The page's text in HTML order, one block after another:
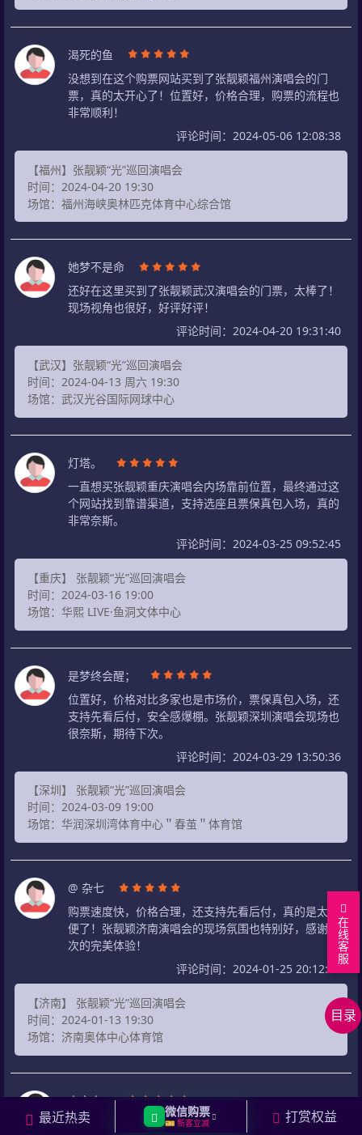
目录
到
部
最
行
关
唱
相
问
关
用
渴死的鱼
没想到在这个购票网站买到了张靓颖福州演唱会的门
票，真的太开心了！位置好，价格合理，购票的流程也
非常顺利！
评论时间：2024-05-06 12:08:38
【福州】张靓颖“光”巡回演唱会
时间：2024-04-20 19:30
场馆：福州海峡奥林匹克体育中心综合馆
她梦不是命
还好在这里买到了张靓颖武汉演唱会的门票，太棒了！
现场视角也很好，好评好评！
评论时间：2024-04-20 19:31:40
【武汉】张靓颖“光”巡回演唱会
时间：2024-04-13 周六 19:30
场馆：武汉光谷国际网球中心
灯塔。
一直想买张靓颖重庆演唱会内场靠前位置，最终通过这
个网站找到靠谱渠道，支持选座且票保真包入场，真的
非常奈斯。
评论时间：2024-03-25 09:52:45
【重庆】 张靓颖“光”巡回演唱会
时间：2024-03-16 19:00
场馆：华熙 LIVE·鱼洞文体中心
是梦终会醒；
位置好，价格对比多家也是市场价，票保真包入场，还
支持先看后付，安全感爆棚。张靓颖深圳演唱会现场也
很奈斯，期待下次。
评论时间：2024-03-29 13:50:36
【深圳】 张靓颖“光”巡回演唱会
时间：2024-03-09 19:00
场馆：华润深圳湾体育中心＂春茧＂体育馆
@ 杂七
购票速度快，价格合理，还支持先看后付，真的是太方
便了！张靓颖济南演唱会的现场氛围也特别好，感谢这
次的完美体验！
评论时间：2024-01-25 20:12:01
【济南】 张靓颖“光”巡回演唱会
时间：2024-01-13 19:30
场馆：济南奥体中心体育馆
未亡人。
很喜欢这个购票网站，支持先看后付的模式十分安全可
在
线
客
服
最近热卖 微信购票
🎫 新客立减 打赏权益